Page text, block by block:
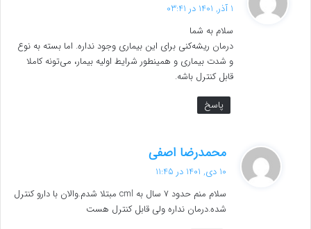
ت
:
1 آذر, 1401 در 03:41
سلام به شما
درمان ریشه‌کنی برای این بیماری وجود نداره. اما بسته به نوع
و شدت بیماری و همینطور شرایط اولیه بیمار، می‌تونه کاملا
قابل کنترل باشه.
پاسخ
محمدرضا اصفی
:
10 دی, 1401 در 11:45
سلام منم حدود 7 سال به cml مبتلا شدم.والان با دارو کنترل
شده.درمان نداره ولی قابل کنترل هست